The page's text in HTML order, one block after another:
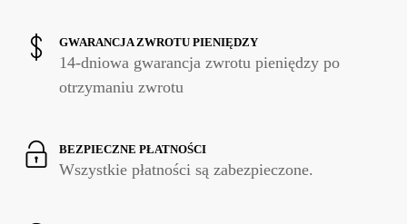
GWARANCJA ZWROTU PIENIĘDZY
14-dniowa gwarancja zwrotu pieniędzy po
otrzymaniu zwrotu
BEZPIECZNE PŁATNOŚCI
Wszystkie płatności są zabezpieczone.